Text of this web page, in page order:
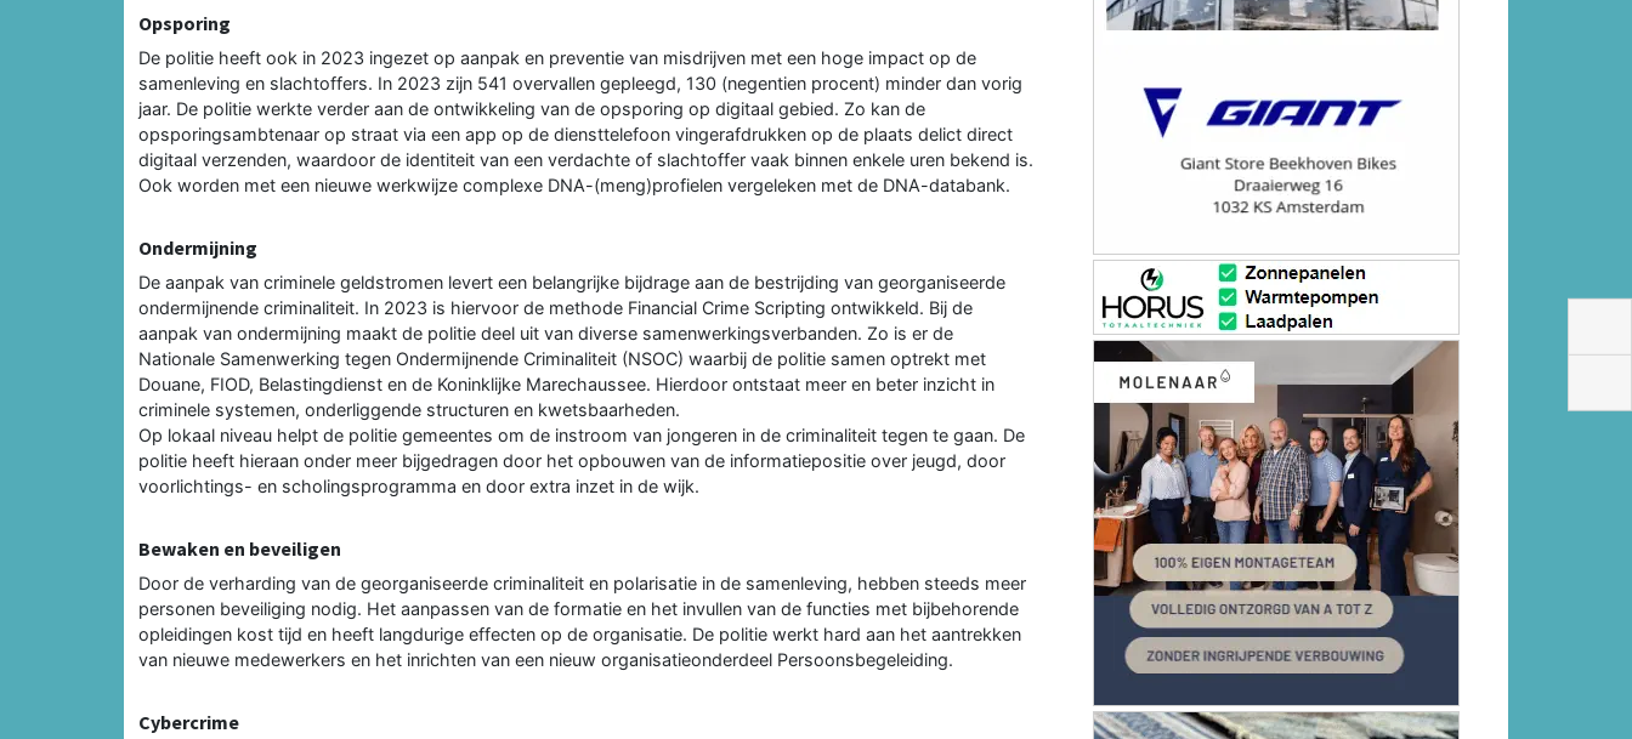
Opsporing
De politie heeft ook in 2023 ingezet op aanpak en preventie van misdrijven met een hoge impact op de
samenleving en slachtoffers. In 2023 zijn 541 overvallen gepleegd, 130 (negentien procent) minder dan vorig
jaar. De politie werkte verder aan de ontwikkeling van de opsporing op digitaal gebied. Zo kan de
opsporingsambtenaar op straat via een app op de diensttelefoon vingerafdrukken op de plaats delict direct
digitaal verzenden, waardoor de identiteit van een verdachte of slachtoffer vaak binnen enkele uren bekend is.
Ook worden met een nieuwe werkwijze complexe DNA-(meng)profielen vergeleken met de DNA-databank.
Ondermijning
De aanpak van criminele geldstromen levert een belangrijke bijdrage aan de bestrijding van georganiseerde
ondermijnende criminaliteit. In 2023 is hiervoor de methode Financial Crime Scripting ontwikkeld. Bij de
aanpak van ondermijning maakt de politie deel uit van diverse samenwerkingsverbanden. Zo is er de
Nationale Samenwerking tegen Ondermijnende Criminaliteit (NSOC) waarbij de politie samen optrekt met
Douane, FIOD, Belastingdienst en de Koninklijke Marechaussee. Hierdoor ontstaat meer en beter inzicht in
criminele systemen, onderliggende structuren en kwetsbaarheden.
Op lokaal niveau helpt de politie gemeentes om de instroom van jongeren in de criminaliteit tegen te gaan. De
politie heeft hieraan onder meer bijgedragen door het opbouwen van de informatiepositie over jeugd, door
voorlichtings- en scholingsprogramma en door extra inzet in de wijk.
Bewaken en beveiligen
Door de verharding van de georganiseerde criminaliteit en polarisatie in de samenleving, hebben steeds meer
personen beveiliging nodig. Het aanpassen van de formatie en het invullen van de functies met bijbehorende
opleidingen kost tijd en heeft langdurige effecten op de organisatie. De politie werkt hard aan het aantrekken
van nieuwe medewerkers en het inrichten van een nieuw organisatieonderdeel Persoonsbegeleiding.
Cybercrime